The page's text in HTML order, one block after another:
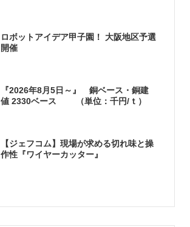
ロボットアイデア甲子園！ 大阪地区予選
開催
『2026年8月5日～』 銅ベース・銅建
値 2330ベース （単位：千円/ｔ）
【ジェフコム】現場が求める切れ味と操
作性『ワイヤーカッター』